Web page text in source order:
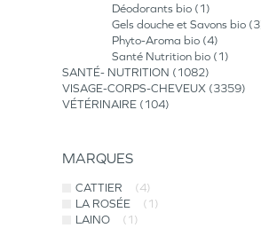
Déodorants bio
1
Gels douche et Savons bio 3
Phyto-Aroma bio 4
Santé Nutrition bio
1
SANTÉ- NUTRITION
1082
VISAGE-CORPS-CHEVEUX 3359
VÉTÉRINAIRE
104
MARQUES
CATTIER
(4)
LA ROSÉE
(1)
LAINO
(1)